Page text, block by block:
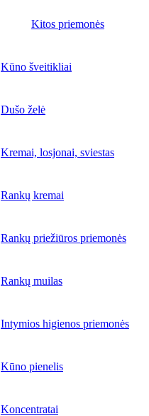
Kitos priemonės
Kūno šveitikliai
Dušo želė
Kremai, losjonai, sviestas
Rankų kremai
Rankų priežiūros priemonės
Rankų muilas
Intymios higienos priemonės
Kūno pienelis
Koncentratai